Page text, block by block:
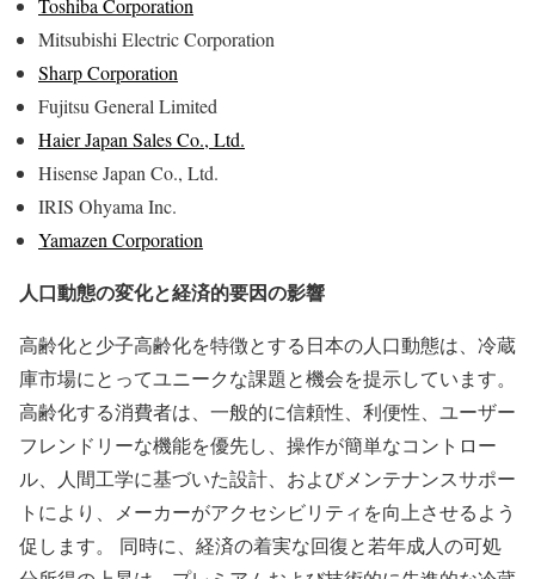
Toshiba Corporation
Mitsubishi Electric Corporation
Sharp Corporation
Fujitsu General Limited
Haier Japan Sales Co., Ltd.
Hisense Japan Co., Ltd.
IRIS Ohyama Inc.
Yamazen Corporation
人口動態の変化と経済的要因の影響
高齢化と少子高齢化を特徴とする日本の人口動態は、冷蔵
庫市場にとってユニークな課題と機会を提示しています。
高齢化する消費者は、一般的に信頼性、利便性、ユーザー
フレンドリーな機能を優先し、操作が簡単なコントロー
ル、人間工学に基づいた設計、およびメンテナンスサポー
トにより、メーカーがアクセシビリティを向上させるよう
促します。 同時に、経済の着実な回復と若年成人の可処